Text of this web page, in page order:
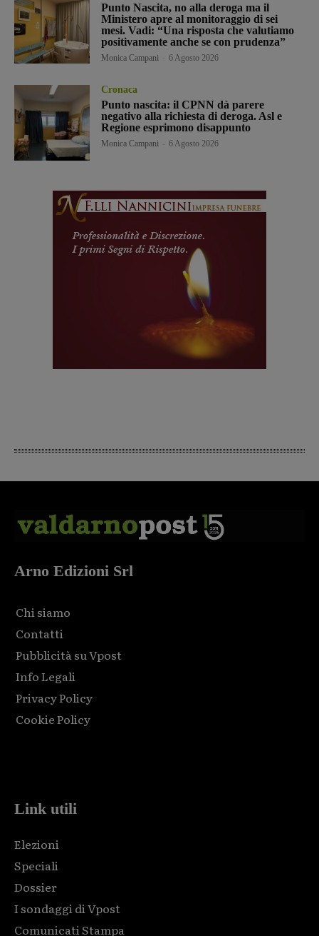
Punto Nascita, no alla deroga ma il
Ministero apre al monitoraggio di sei
mesi. Vadi: “Una risposta che valutiamo
positivamente anche se con prudenza”
Monica Campani 6 Agosto 2026
Cronaca
Punto nascita: il CPNN dà parere
negativo alla richiesta di deroga. Asl e
Regione esprimono disappunto
Monica Campani 6 Agosto 2026
Arno Edizioni Srl
Chi siamo
Contatti
Pubblicità su Vpost
Info Legali
Privacy Policy
Cookie Policy
Link utili
Elezioni
Speciali
Dossier
I sondaggi di Vpost
Comunicati Stampa